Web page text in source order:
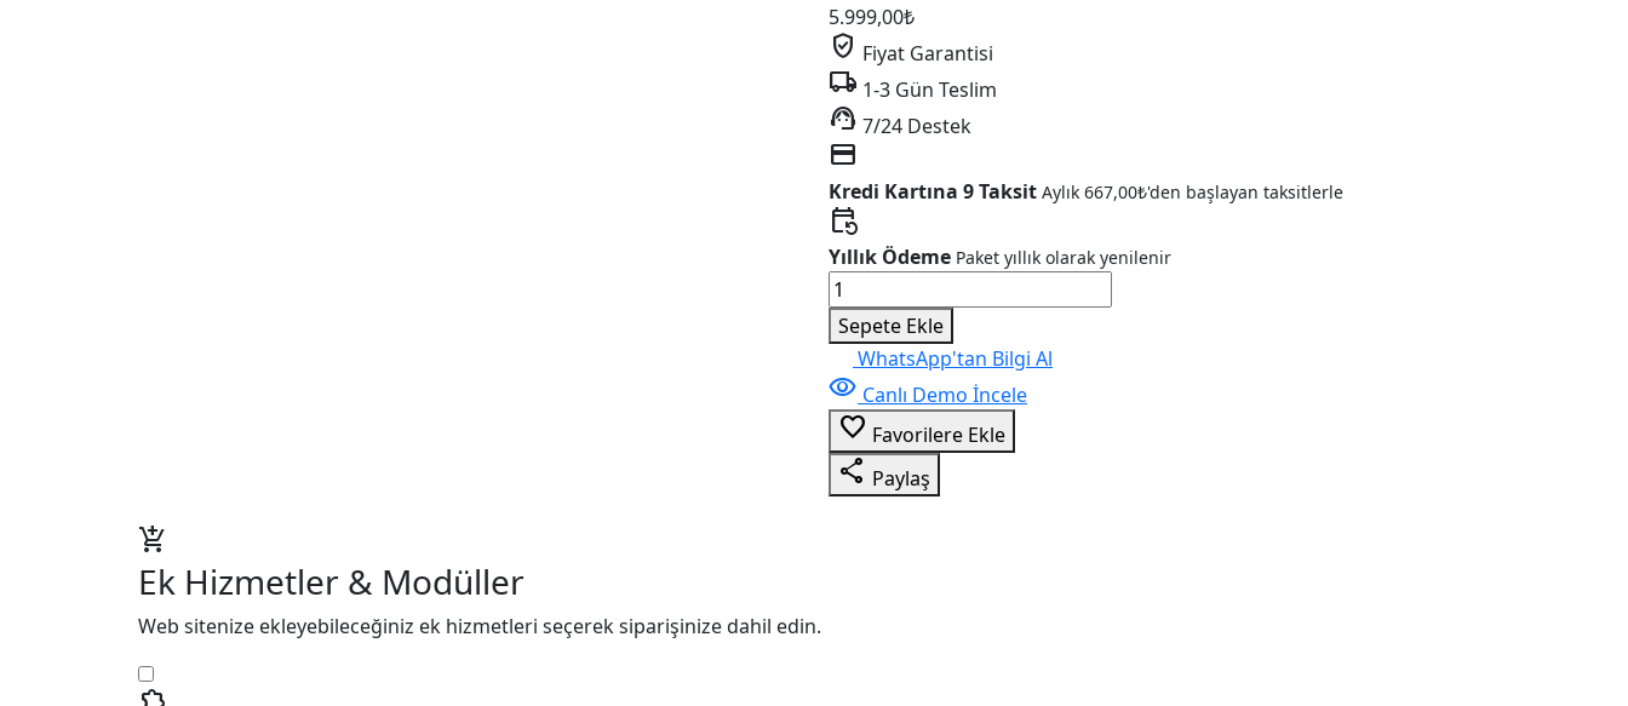
5.999,00₺
verified_user Fiyat Garantisi
local_shipping 1-3 Gün Teslim
support_agent 7/24 Destek
credit_card
Kredi Kartına 9 Taksit Aylık 667,00₺'den başlayan taksitlerle
event_repeat
Yıllık Ödeme Paket yıllık olarak yenilenir
Fitness
&
Spor
Salonu
Kurumsal
V11
adet
Sepete Ekle
WhatsApp'tan Bilgi Al
visibility Canlı Demo İncele
favorite_border Favorilere Ekle
share Paylaş
add_shopping_cart
Ek Hizmetler & Modüller
Web sitenize ekleyebileceğiniz ek hizmetleri seçerek siparişinize dahil edin.